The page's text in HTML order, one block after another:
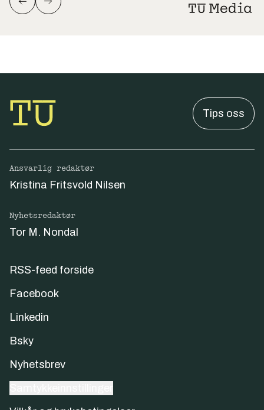
Tips oss
Ansvarlig redaktør
Kristina Fritsvold Nilsen
Nyhetsredaktør
Tor M. Nondal
RSS-feed forside
Facebook
Linkedin
Bsky
Nyhetsbrev